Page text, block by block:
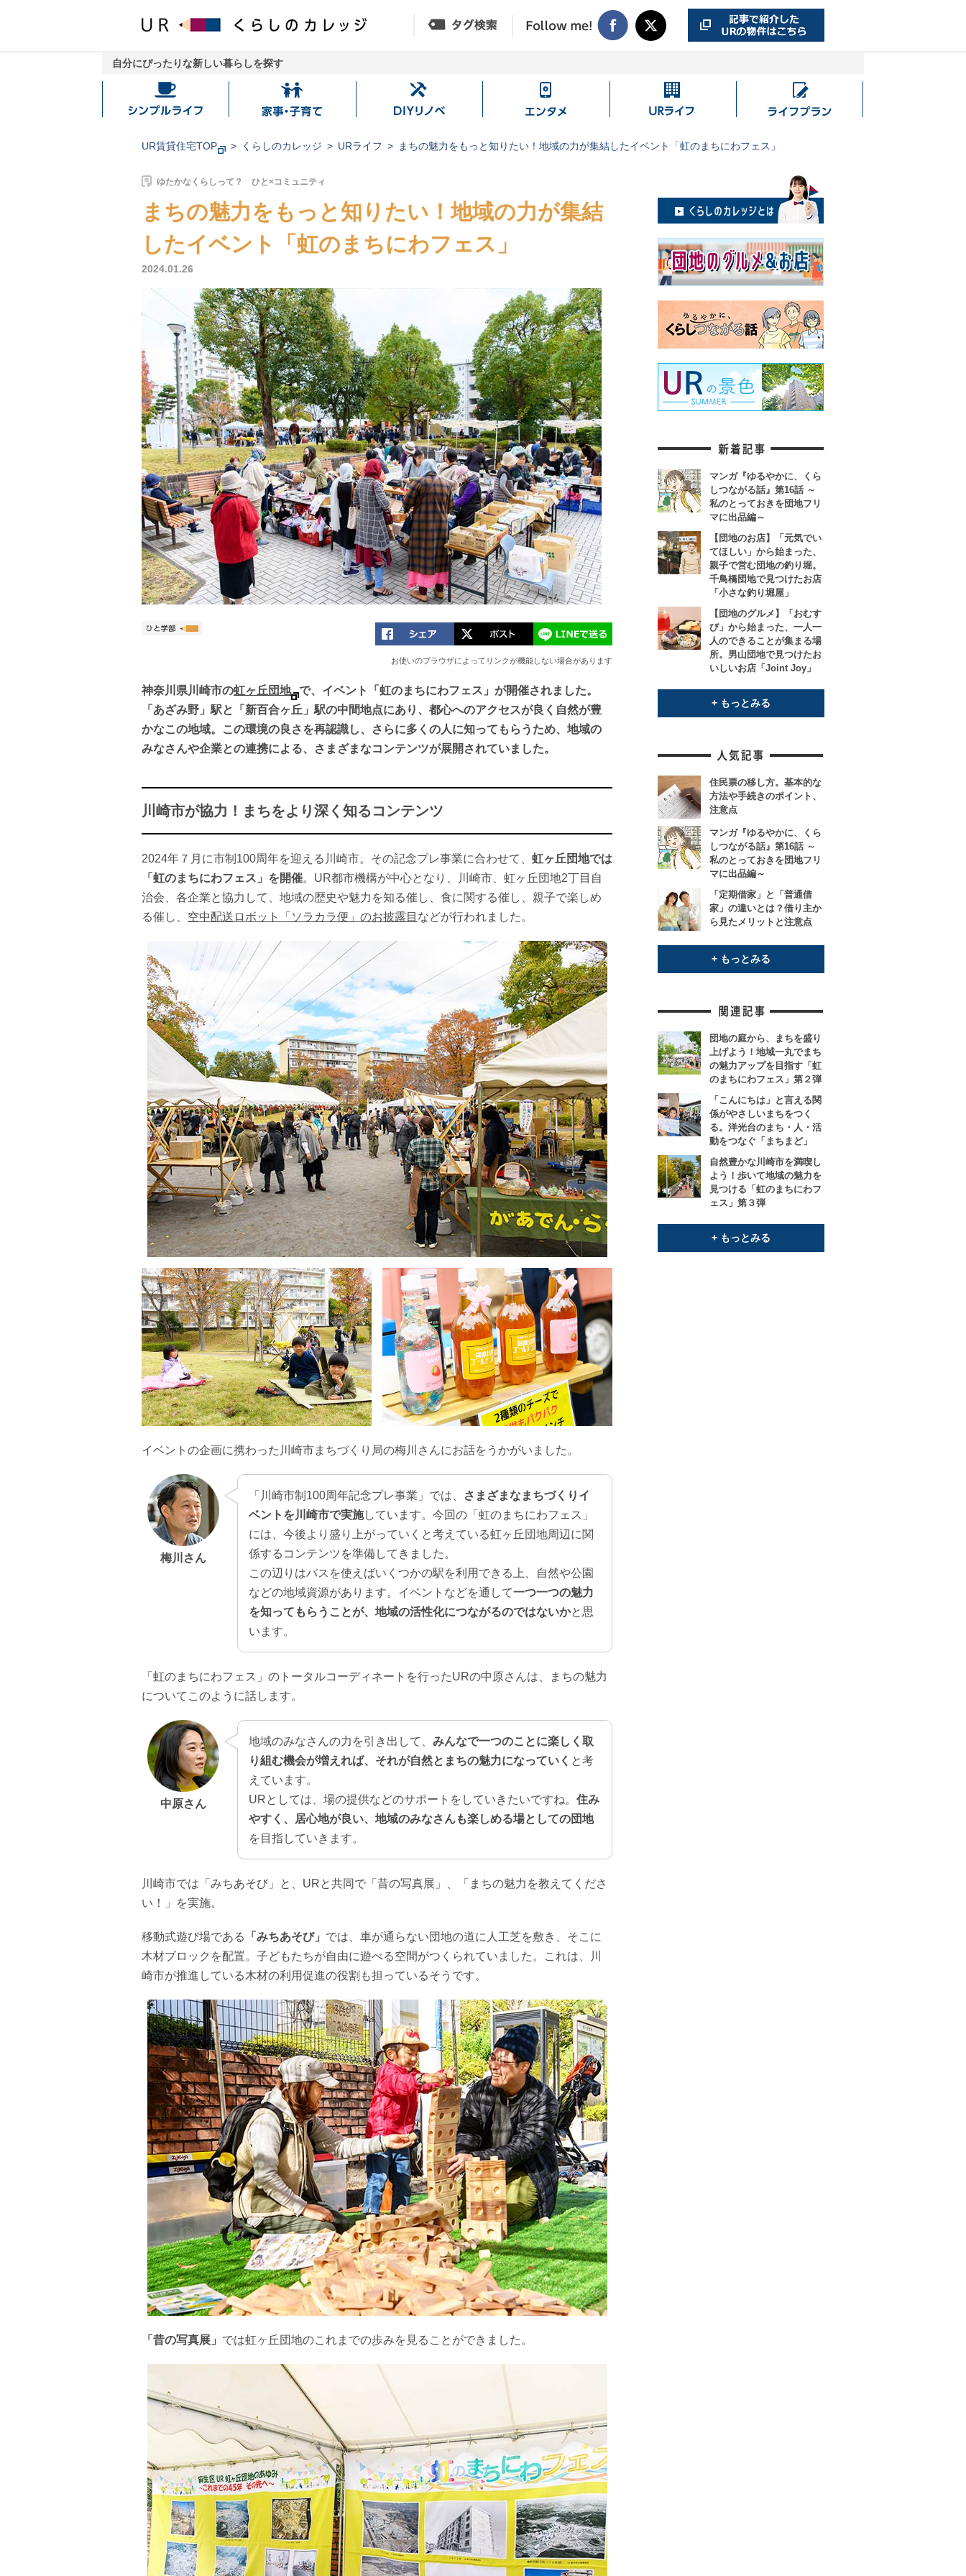
自分にぴったりな新しい暮らしを探す
シ
プ
フ
家
子
DIY
ノ
エ
タ
UR
イ
ラ
ラ
ン
UR賃貸住宅TOP くらしのカレッジ URライフ まちの魅力をもっと知りたい！地域の力が集結したイベント「虹のまちにわフェス」
ゆたかなくらしって？ ひと×コミュニティ
まちの魅力をもっと知りたい！地域の力が集結
したイベント「虹のまちにわフェス」
2024.01.26
お使いのブラウザによってリンクが機能しない場合があります
神奈川県川崎市の虹ヶ丘団地
で、イベント「虹のまちにわフェス」が開催されました。
「あざみ野」駅と「新百合ヶ丘」駅の中間地点にあり、都心へのアクセスが良く自然が豊
かなこの地域。この環境の良さを再認識し、さらに多くの人に知ってもらうため、地域の
みなさんや企業との連携による、さまざまなコンテンツが展開されていました。
川崎市が協力！まちをより深く知るコンテンツ
2024年７月に市制100周年を迎える川崎市。その記念プレ事業に合わせて、 虹ヶ丘団地では
「虹のまちにわフェス」を開催。UR都市機構が中心となり、川崎市、虹ヶ丘団地2丁目自
治会、各企業と協力して、地域の歴史や魅力を知る催し、食に関する催し、親子で楽しめ
る催し、 空中配送ロボット「ソラカラ便」のお披露目 などが行われました。
イベントの企画に携わった川崎市まちづくり局の梅川さんにお話をうかがいました。
梅川さん
「川崎市制100周年記念プレ事業」では、
さまざまなまちづくりイ
ベントを川崎市で実施しています。今回の「虹のまちにわフェス」
には、今後より盛り上がっていくと考えている虹ヶ丘団地周辺に関
係するコンテンツを準備してきました。
この辺りはバスを使えばいくつかの駅を利用できる上、自然や公園
などの地域資源があります。イベントなどを通して一つ一つの魅力
を知ってもらうことが、地域の活性化につながるのではないかと思
います。
「虹のまちにわフェス」のトータルコーディネートを行ったURの中原さんは、まちの魅力
についてこのように話します。
中原さん
地域のみなさんの力を引き出して、 みんなで一つのことに楽しく取
り組む機会が増えれば、それが自然とまちの魅力になっていく と考
えています。
URとしては、場の提供などのサポートをしていきたいですね。 住み
やすく、居心地が良い、地域のみなさんも楽しめる場としての団地
を目指していきます。
川崎市では「みちあそび」と、URと共同で「昔の写真展」、「まちの魅力を教えてくださ
い！」を実施。
移動式遊び場である 「みちあそび」 では、車が通らない団地の道に人工芝を敷き、そこに
木材ブロックを配置。子どもたちが自由に遊べる空間がつくられていました。これは、川
崎市が推進している木材の利用促進の役割も担っているそうです。
「昔の写真展」 では虹ヶ丘団地のこれまでの歩みを見ることができました。
マンガ『ゆるやかに、くら
しつながる話』第16話 ～
私のとっておきを団地フリ
マに出品編～
【団地のお店】「元気でい
てほしい」から始まった、
親子で営む団地の釣り堀。
千鳥橋団地で見つけたお店
「小さな釣り堀屋」
【団地のグルメ】「おむす
び」から始まった、一人一
人のできることが集まる場
所。男山団地で見つけたお
いしいお店「Joint Joy」
+ もっとみる
住民票の移し方。基本的な
方法や手続きのポイント、
注意点
マンガ『ゆるやかに、くら
しつながる話』第16話 ～
私のとっておきを団地フリ
マに出品編～
「定期借家」と「普通借
家」の違いとは？借り主か
ら見たメリットと注意点
+ もっとみる
団地の庭から、まちを盛り
上げよう！地域一丸でまち
の魅力アップを目指す「虹
のまちにわフェス」第２弾
「こんにちは」と言える関
係がやさしいまちをつく
る。洋光台のまち・人・活
動をつなぐ「まちまど」
自然豊かな川崎市を満喫し
よう！歩いて地域の魅力を
見つける「虹のまちにわフ
ェス」第３弾
+ もっとみる